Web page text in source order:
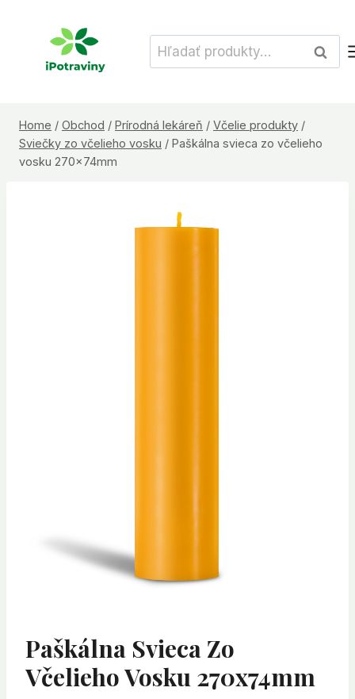
Hľadať:
Home / Obchod / Prírodná lekáreň / Včelie produkty /
Sviečky zo včelieho vosku / Paškálna svieca zo včelieho
vosku 270x74mm
Paškálna Svieca Zo
Včelieho Vosku 270x74mm